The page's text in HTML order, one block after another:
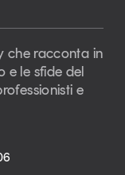
che racconta in
e le sfide del
e